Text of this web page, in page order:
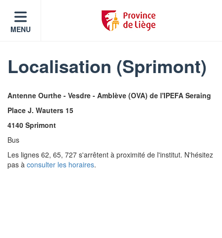
MENU
Localisation (Sprimont)
Antenne Ourthe - Vesdre - Amblève (OVA) de l'IPEFA Seraing
Place J. Wauters 15
4140 Sprimont
Bus
Les lignes 62, 65, 727 s'arrêtent à proximité de l'institut. N'hésitez
pas à consulter les horaires.